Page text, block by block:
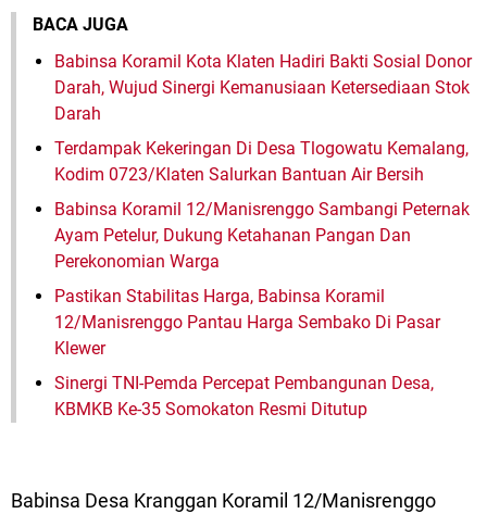
BACA JUGA
Babinsa Koramil Kota Klaten Hadiri Bakti Sosial Donor
Darah, Wujud Sinergi Kemanusiaan Ketersediaan Stok
Darah
Terdampak Kekeringan Di Desa Tlogowatu Kemalang,
Kodim 0723/Klaten Salurkan Bantuan Air Bersih
Babinsa Koramil 12/Manisrenggo Sambangi Peternak
Ayam Petelur, Dukung Ketahanan Pangan Dan
Perekonomian Warga
Pastikan Stabilitas Harga, Babinsa Koramil
12/Manisrenggo Pantau Harga Sembako Di Pasar
Klewer
Sinergi TNI-Pemda Percepat Pembangunan Desa,
KBMKB Ke-35 Somokaton Resmi Ditutup
Babinsa Desa Kranggan Koramil 12/Manisrenggo